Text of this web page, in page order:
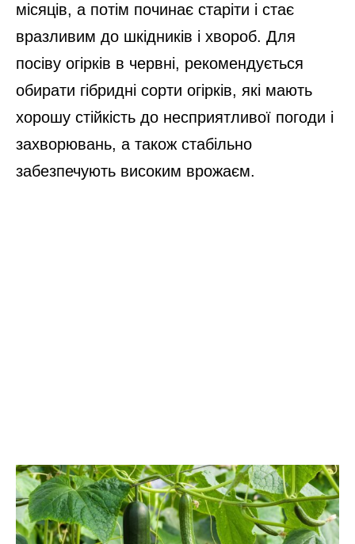
місяців, а потім починає старіти і стає
вразливим до шкідників і хвороб. Для
посіву огірків в червні, рекомендується
обирати гібридні сорти огірків, які мають
хорошу стійкість до несприятливої погоди і
захворювань, а також стабільно
забезпечують високим врожаєм.